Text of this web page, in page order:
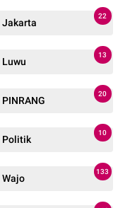
Jakarta
22
Luwu
13
PINRANG
20
Politik
10
Wajo
133